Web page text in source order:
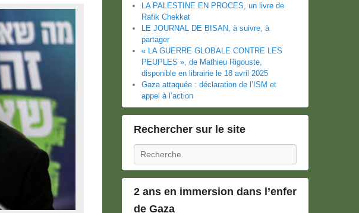
LA PALESTINE EN PROCES, un livre de
Rafik Chekkat
LE JOURNAL DE BISAN, à suivre, à
partager
« LA GUERRE GLOBALE CONTRE LES
PEUPLES », de Mathieu Rigouste,
disponible en librairie le 18 avril 2025
Gaza attaquée : déclaration de l’ISM et
appel à l’action
Rechercher sur le site
Recherche
2 ans en immersion dans l’enfer
de Gaza